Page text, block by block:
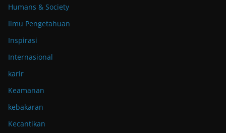
Humans & Society
Ilmu Pengetahuan
Inspirasi
Internasional
karir
Keamanan
kebakaran
Kecantikan